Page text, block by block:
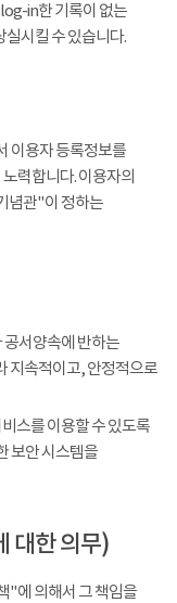
in한 기록이 없는
시킬 수 있습니다.
이용자 등록정보를
력합니다. 이용자의
념관"이 정하는
서양속에 반하는
지속적이고, 안정적으로
스를 이용할 수 있도록
보안 시스템을
대한 의무)
"에 의해서 그 책임을